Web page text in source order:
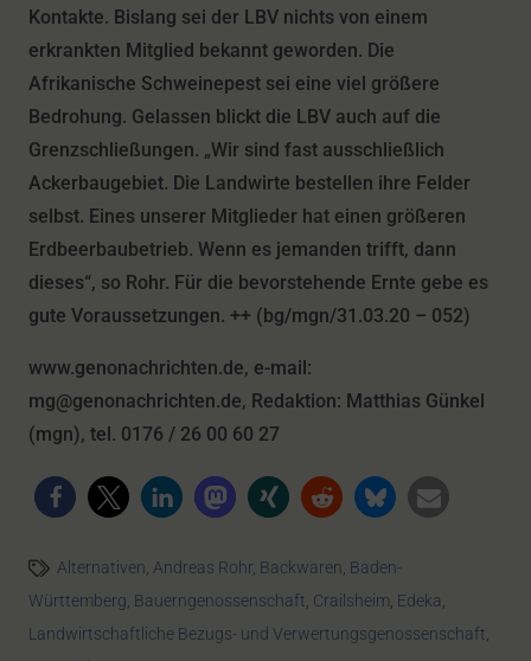
Kontakte. Bislang sei der LBV nichts von einem
erkrankten Mitglied bekannt geworden. Die
Afrikanische Schweinepest sei eine viel größere
Bedrohung. Gelassen blickt die LBV auch auf die
Grenzschließungen. „Wir sind fast ausschließlich
Ackerbaugebiet. Die Landwirte bestellen ihre Felder
selbst. Eines unserer Mitglieder hat einen größeren
Erdbeerbaubetrieb. Wenn es jemanden trifft, dann
dieses“, so Rohr. Für die bevorstehende Ernte gebe es
gute Voraussetzungen. ++ (bg/mgn/31.03.20 – 052)
www.genonachrichten.de, e-mail:
mg@genonachrichten.de, Redaktion: Matthias Günkel
(mgn), tel. 0176 / 26 00 60 27
Alternativen, Andreas Rohr, Backwaren, Baden-
Württemberg, Bauerngenossenschaft, Crailsheim, Edeka,
Landwirtschaftliche Bezugs- und Verwertungsgenossenschaft,